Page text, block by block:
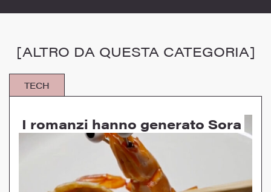
[ALTRO DA QUESTA CATEGORIA]
TECH
I romanzi hanno generato Sora